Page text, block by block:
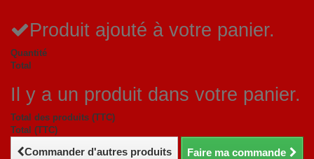
Produit ajouté à votre panier.
Quantité
Total
Il y a un produit dans votre panier.
Total des produits (TTC)
Total (TTC)
Commander d'autres produits Faire ma commande